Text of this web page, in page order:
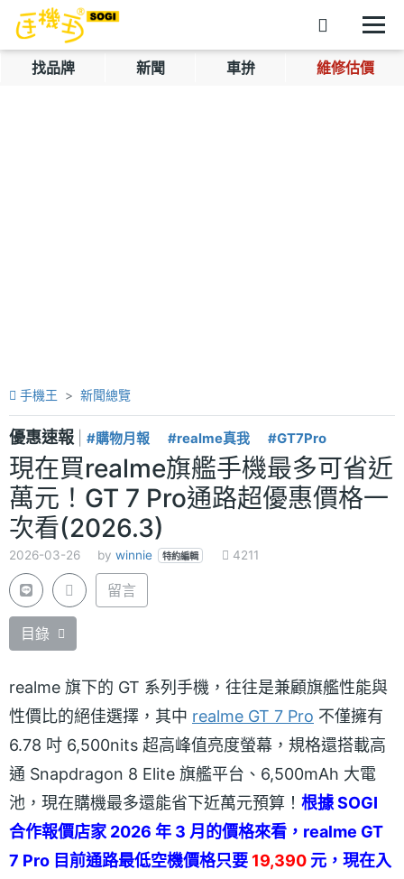
找品牌 新聞 車拚 維修估價
手機王 新聞總覽
優惠速報 #購物月報 #realme真我 #GT7Pro
現在買realme旗艦手機最多可省近
萬元！GT 7 Pro通路超優惠價格一
次看(2026.3)
2026-03-26 by winnie 特約編輯 4211
留言
目錄
realme 旗下的 GT 系列手機，往往是兼顧旗艦性能與
性價比的絕佳選擇，其中 realme GT 7 Pro 不僅擁有
6.78 吋 6,500nits 超高峰值亮度螢幕，規格還搭載高
通 Snapdragon 8 Elite 旗艦平台、6,500mAh 大電
池，現在購機最多還能省下近萬元預算！ 根據 SOGI
合作報價店家 2026 年 3 月的價格來看，realme GT
7 Pro 目前通路最低空機價格只要 19,390 元，現在入